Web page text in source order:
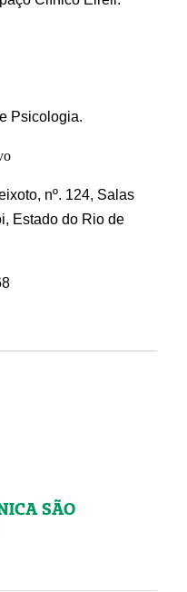
Psicologia.
nº. 124, Salas
Estado do Rio de
SÃO